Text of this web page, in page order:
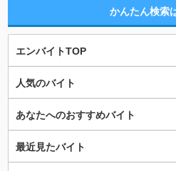
かんたん検索
エンバイトTOP
人気のバイト
あなたへのおすすめバイト
最近見たバイト